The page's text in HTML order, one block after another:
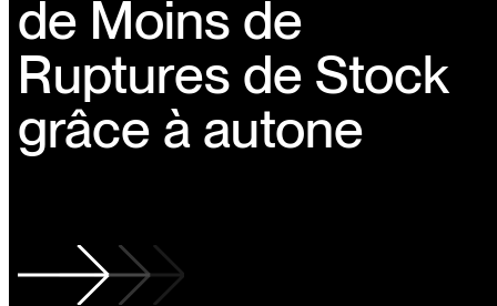
de Moins de
Ruptures de Stock
grâce à autone